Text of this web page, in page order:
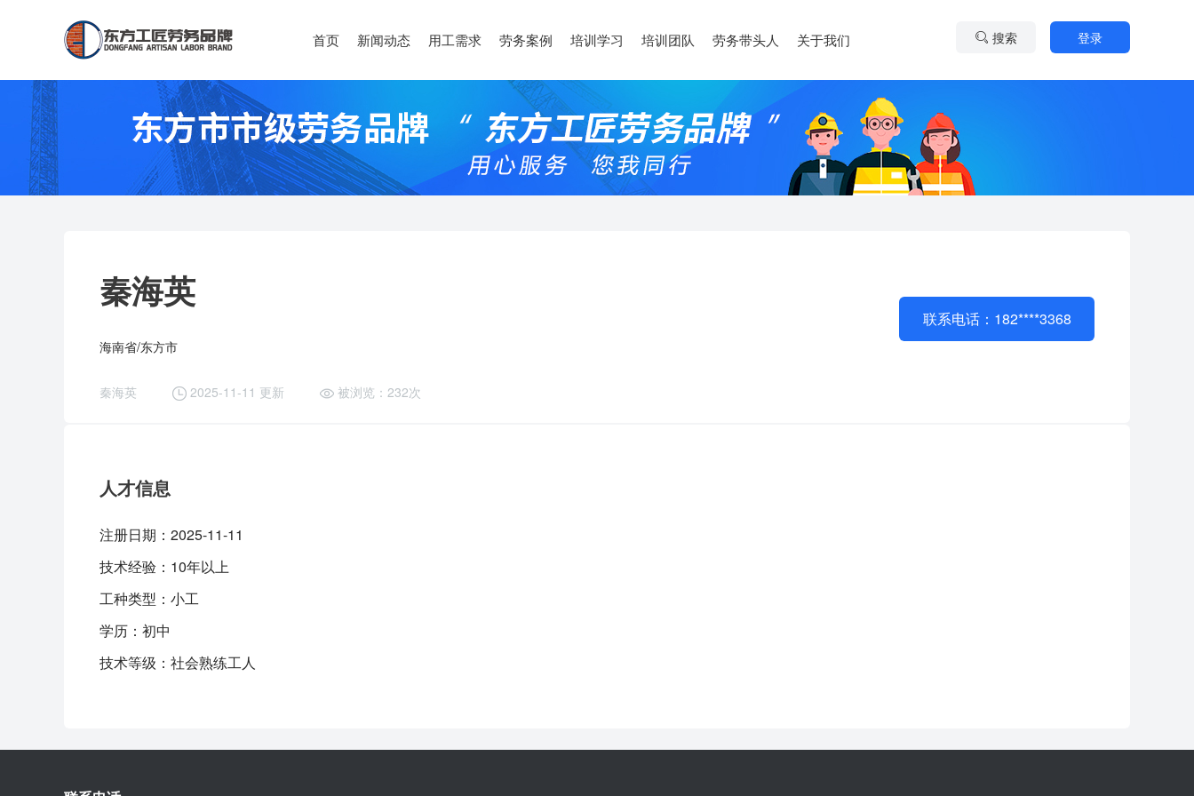
首页 新闻动态 用工需求 劳务案例 培训学习 培训团队 劳务带头人 关于我们 搜索 登录
秦海英
海南省/东方市
秦海英 2025-11-11 更新 被浏览：232次
联系电话：182****3368
人才信息
注册日期： 2025-11-11
技术经验： 10年以上
工种类型： 小工
学历： 初中
技术等级： 社会熟练工人